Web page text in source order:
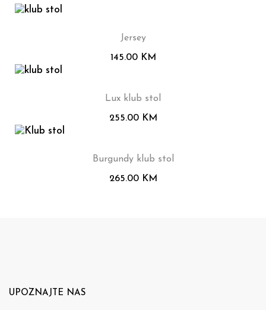
Jersey
145.00 KM
Lux klub stol
255.00 KM
Burgundy klub stol
265.00 KM
UPOZNAJTE NAS